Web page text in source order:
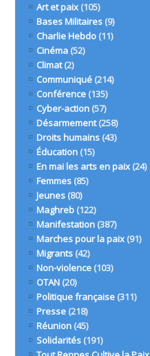
Art et paix (105)
Bases Militaires (9)
Charlie Hebdo (11)
Cinéma (52)
Climat(2)
Communiqué (214)
Conférence (135)
Cyber-action (57)
Désarmement(258)
Droits humains (43)
Éducation (15)
En mai les arts en paix (24)
Femmes (85)
Jeunes (80)
Maghreb (122)
Manifestation (387)
Marches pour la paix (91)
Migrants (42)
Non-violence (103)
OTAN (20)
Politique française (311)
Presse (218)
Réunion (45)
Solidarités (191)